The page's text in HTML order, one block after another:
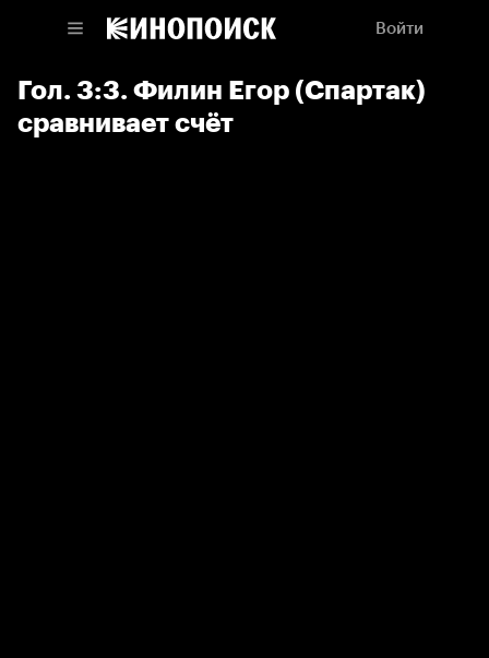
Войти
Гол. 3:3. Филин Егор (Спартак)
сравнивает счёт